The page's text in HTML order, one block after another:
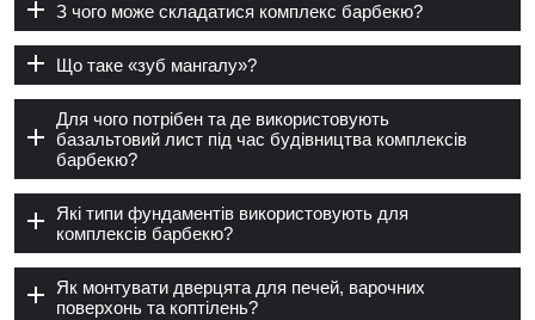
З чого може складатися комплекс барбекю?
Що таке «зуб мангалу»?
Для чого потрібен та де використовують
базальтовий лист під час будівництва комплексів
барбекю?
Які типи фундаментів використовують для
комплексів барбекю?
Як монтувати дверцята для печей, варочних
поверхонь та коптілень?